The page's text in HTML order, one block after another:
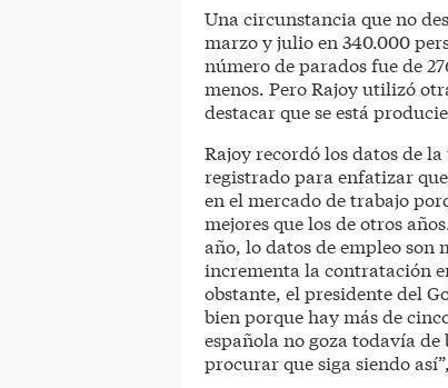
Una circunstancia que no
marzo y julio en 340.000
número de parados fue de
menos. Pero Rajoy utilizó
destacar que se está
Rajoy recordó los datos de
registrado para enfatizar
en el mercado de trabajo
mejores que los de otros
año, lo datos de empleo son
incrementa la contratación
obstante, el presidente del
bien porque hay más de
española no goza todavía
procurar que siga siendo